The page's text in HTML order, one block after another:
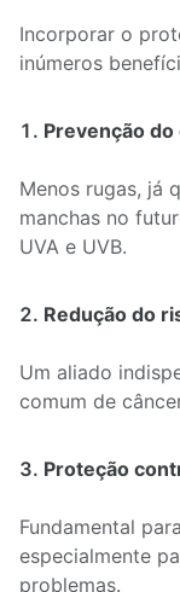
Incorporar o
inúmeros
Prevenção
Menos rugas, já
manchas no
UVA e UVB.
Redução do
Um aliado
comum de
Proteção
Fundamental
especialmente
problemas.